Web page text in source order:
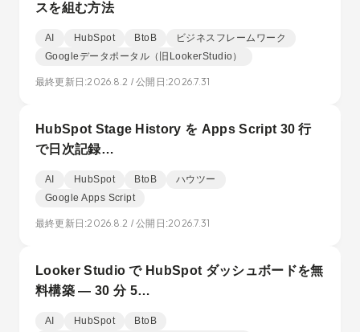
スを組む方法
AI HubSpot BtoB
ビジネスフレームワーク
Googleデータポータル（旧LookerStudio）
最終更新日:2026.8.2 / 公開日:2026.7.31
HubSpot Stage History を Apps Script 30 行
で日次記録…
AI HubSpot BtoB
ハウツー
Google Apps Script
最終更新日:2026.8.2 / 公開日:2026.7.31
Looker Studio で HubSpot ダッシュボードを無
料構築 — 30 分 5…
AI HubSpot
BtoB